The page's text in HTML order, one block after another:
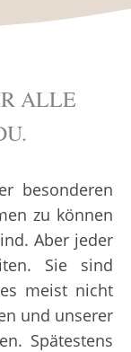
ALLE
besonderen
zu können
Aber jeder
Sie sind
meist nicht
und unserer
Spätestens